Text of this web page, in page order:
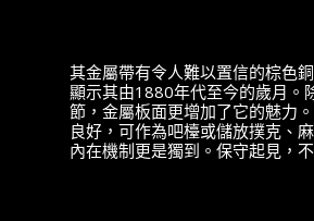
其金屬帶有令人難以置信的棕色
顯示其由1880年代至今的歲月。
節，金屬板面更增加了它的魅力
良好，可作為吧檯或儲放撲克、
內在機制更是獨到。保守起見，